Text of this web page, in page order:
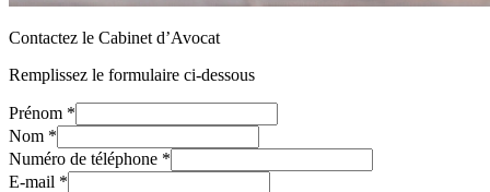
Contactez le Cabinet d’Avocat
Remplissez le formulaire ci-dessous
Prénom *
Nom *
téléphone
question
Numéro de téléphone *
E-mail *